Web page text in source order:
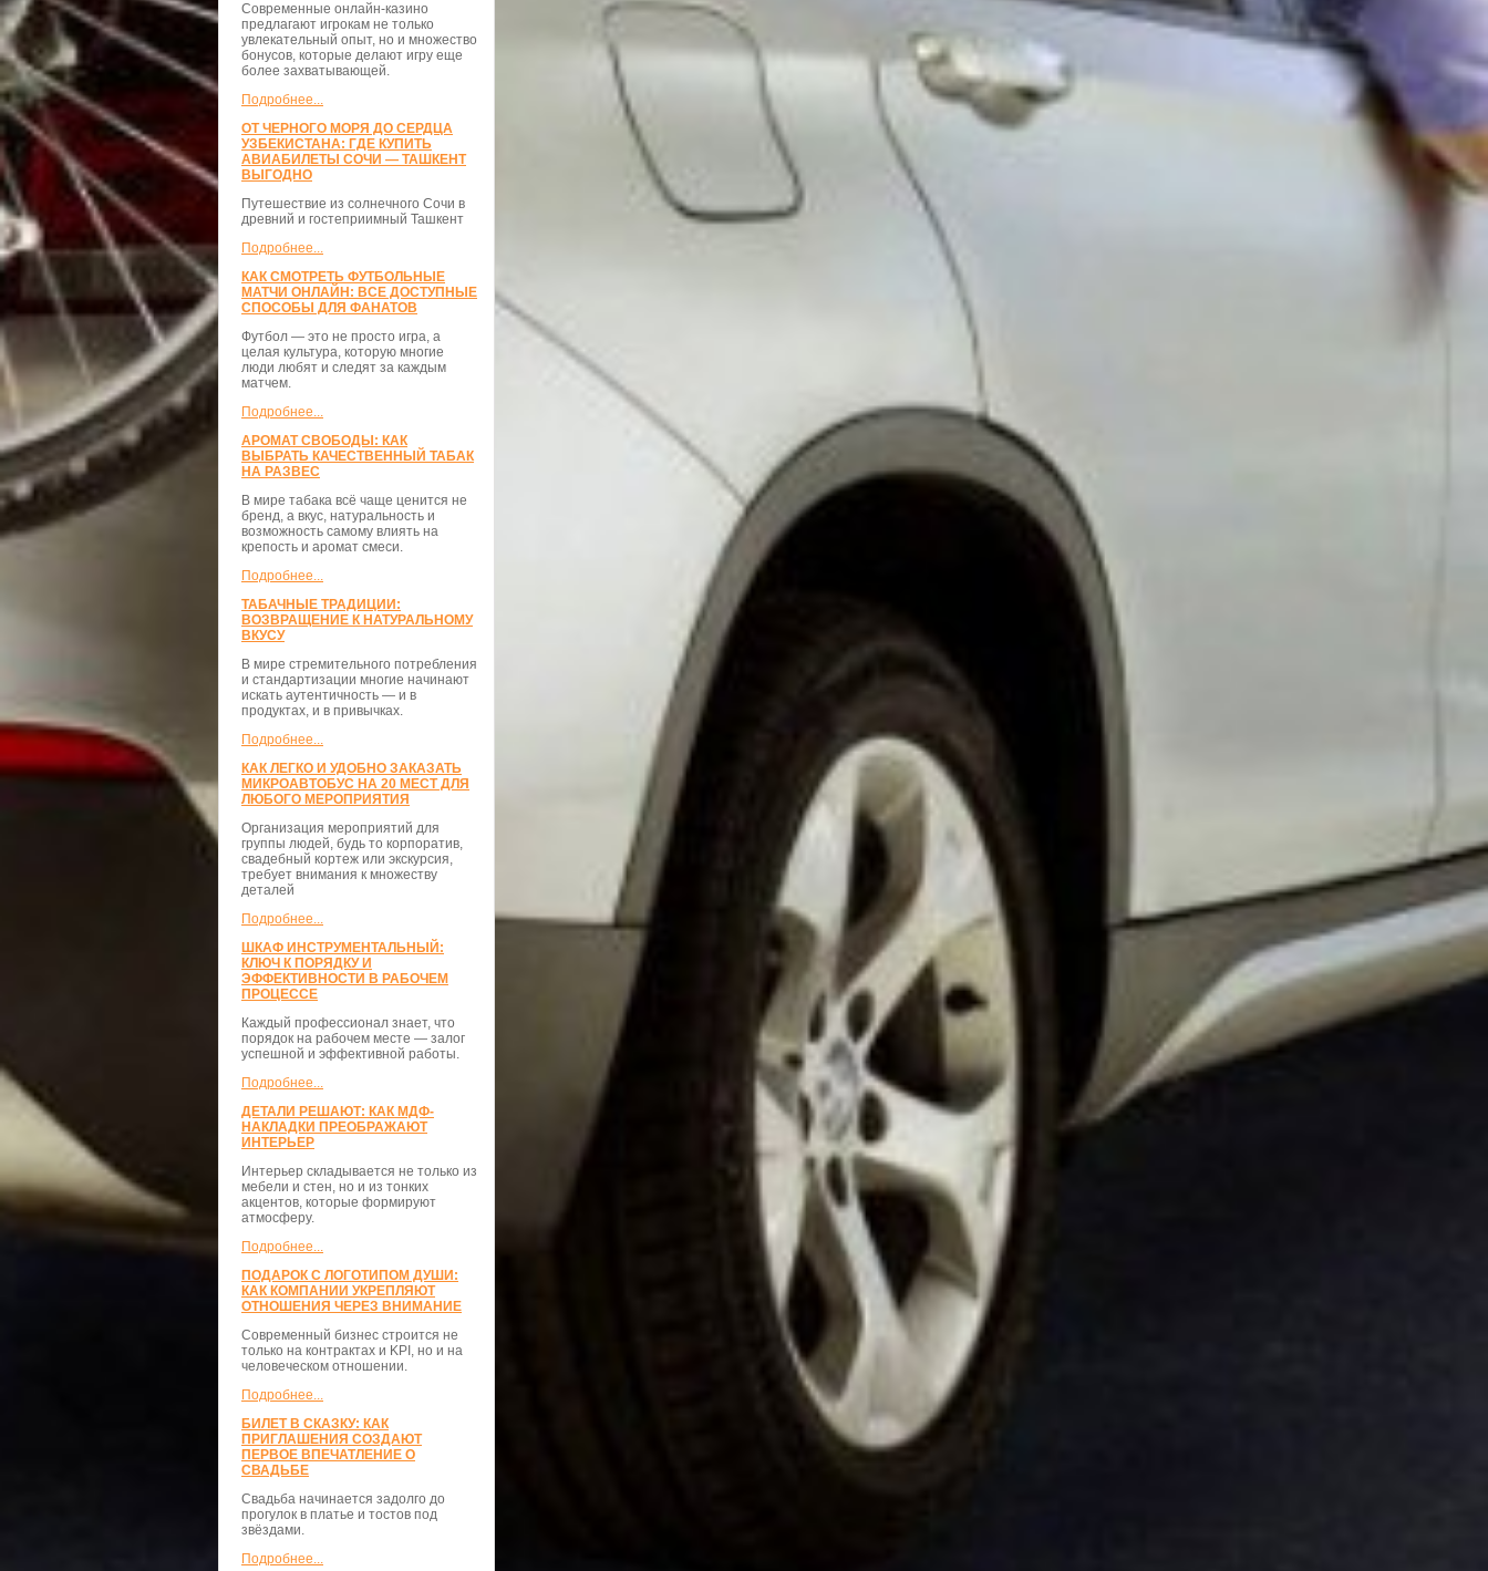
Современные онлайн-казино
предлагают игрокам не только
увлекательный опыт, но и множество
бонусов, которые делают игру еще
более захватывающей.
Подробнее...
ОТ ЧЕРНОГО МОРЯ ДО СЕРДЦА
УЗБЕКИСТАНА: ГДЕ КУПИТЬ
АВИАБИЛЕТЫ СОЧИ — ТАШКЕНТ
ВЫГОДНО
Путешествие из солнечного Сочи в
древний и гостеприимный Ташкент
Подробнее...
КАК СМОТРЕТЬ ФУТБОЛЬНЫЕ
МАТЧИ ОНЛАЙН: ВСЕ ДОСТУПНЫЕ
СПОСОБЫ ДЛЯ ФАНАТОВ
Футбол — это не просто игра, а
целая культура, которую многие
люди любят и следят за каждым
матчем.
Подробнее...
АРОМАТ СВОБОДЫ: КАК
ВЫБРАТЬ КАЧЕСТВЕННЫЙ ТАБАК
НА РАЗВЕС
В мире табака всё чаще ценится не
бренд, а вкус, натуральность и
возможность самому влиять на
крепость и аромат смеси.
Подробнее...
ТАБАЧНЫЕ ТРАДИЦИИ:
ВОЗВРАЩЕНИЕ К НАТУРАЛЬНОМУ
ВКУСУ
В мире стремительного потребления
и стандартизации многие начинают
искать аутентичность — и в
продуктах, и в привычках.
Подробнее...
КАК ЛЕГКО И УДОБНО ЗАКАЗАТЬ
МИКРОАВТОБУС НА 20 МЕСТ ДЛЯ
ЛЮБОГО МЕРОПРИЯТИЯ
Организация мероприятий для
группы людей, будь то корпоратив,
свадебный кортеж или экскурсия,
требует внимания к множеству
деталей
Подробнее...
ШКАФ ИНСТРУМЕНТАЛЬНЫЙ:
КЛЮЧ К ПОРЯДКУ И
ЭФФЕКТИВНОСТИ В РАБОЧЕМ
ПРОЦЕССЕ
Каждый профессионал знает, что
порядок на рабочем месте — залог
успешной и эффективной работы.
Подробнее...
ДЕТАЛИ РЕШАЮТ: КАК МДФ-
НАКЛАДКИ ПРЕОБРАЖАЮТ
ИНТЕРЬЕР
Интерьер складывается не только из
мебели и стен, но и из тонких
акцентов, которые формируют
атмосферу.
Подробнее...
ПОДАРОК С ЛОГОТИПОМ ДУШИ:
КАК КОМПАНИИ УКРЕПЛЯЮТ
ОТНОШЕНИЯ ЧЕРЕЗ ВНИМАНИЕ
Современный бизнес строится не
только на контрактах и KPI, но и на
человеческом отношении.
Подробнее...
БИЛЕТ В СКАЗКУ: КАК
ПРИГЛАШЕНИЯ СОЗДАЮТ
ПЕРВОЕ ВПЕЧАТЛЕНИЕ О
СВАДЬБЕ
Свадьба начинается задолго до
прогулок в платье и тостов под
звёздами.
Подробнее...